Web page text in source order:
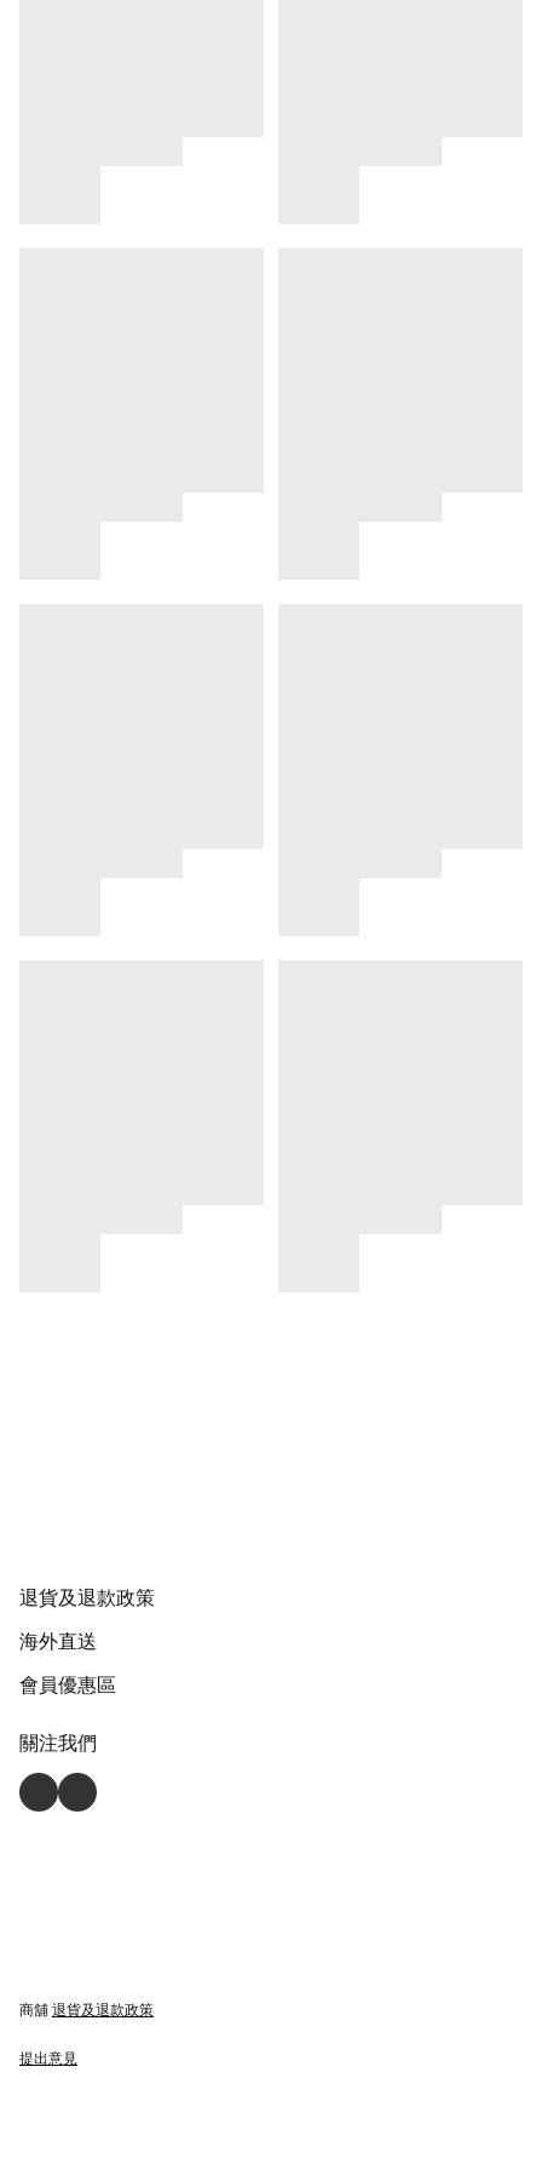
退貨及退款政策
海外直送
會員優惠區
關注我們
商舖 退貨及退款政策
提出意見